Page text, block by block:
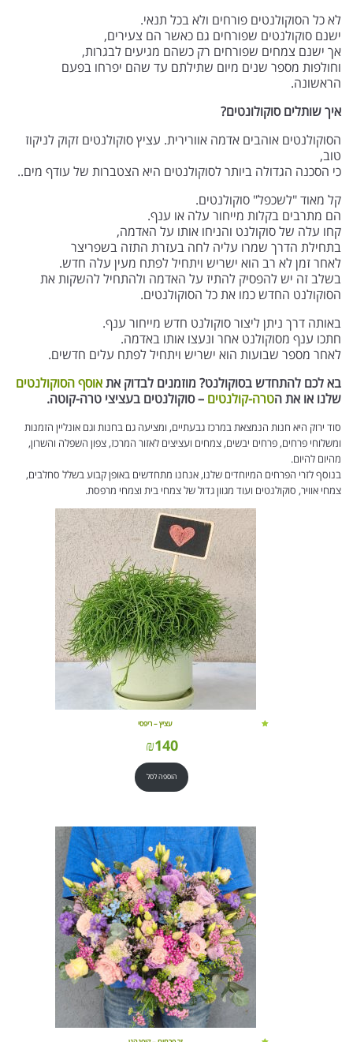
לא כל הסוקולנטים פורחים ולא בכל תנאי.
ישנם סוקולנטים שפורחים גם כאשר הם צעירים,
אך ישנם צמחים שפורחים רק כשהם מגיעים לבגרות,
וחולפות מספר שנים מיום שתילתם עד שהם יפרחו בפעם
הראשונה.
איך שותלים סוקולונטים?
הסוקולנטים אוהבים אדמה אוורירית. עציץ סוקולנטים זקוק לניקוז
טוב,
כי הסכנה הגדולה ביותר לסוקולנטים היא הצטברות של עודף מים..
קל מאוד "לשכפל" סוקולנטים.
הם מתרבים בקלות מייחור עלה או ענף.
קחו עלה של סוקולנט והניחו אותו על האדמה,
בתחילת הדרך שמרו עליה לחה בעזרת התזה בשפריצר
לאחר זמן לא רב הוא ישריש ויתחיל לפתח מעין עלה חדש.
בשלב זה יש להפסיק להתיז על האדמה ולהתחיל להשקות את
הסוקולנט החדש כמו את כל הסוקולנטים.
באותה דרך ניתן ליצור סוקולנט חדש מייחור ענף.
חתכו ענף מסוקולנט אחר ונעצו אותו באדמה.
לאחר מספר שבועות הוא ישריש ויתחיל לפתח עלים חדשים.
בא לכם להתחדש בסוקולנט? מוזמנים לבדוק אתאוסף הסוקולנטים
שלנו או את הטרה-קולנטים – סוקולנטים בעציצי טרה-קוטה.
סוד ירוק היא חנות הנמצאת במרכז גבעתיים, ומציעה גם בחנות וגם אונליין הזמנות
ומשלוחי פרחים, פרחים יבשים, צמחים ועציצים לאזור המרכז, צפון השפלה והשרון,
מהיום להיום.
בנוסף לזרי הפרחים המיוחדים שלנו, אנחנו מתחדשים באופן קבוע בשלל סחלבים,
צמחי אוויר, סוקולנטים ועוד מגוון גדול של צמחי בית וצמחי מרפסת.
עציץ – ריפסי
₪140
הוספה לסל